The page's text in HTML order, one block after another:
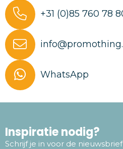
+31 (0)85 760 78
WhatsApp
Inspiratie nodig?
Schrijf je in voor de